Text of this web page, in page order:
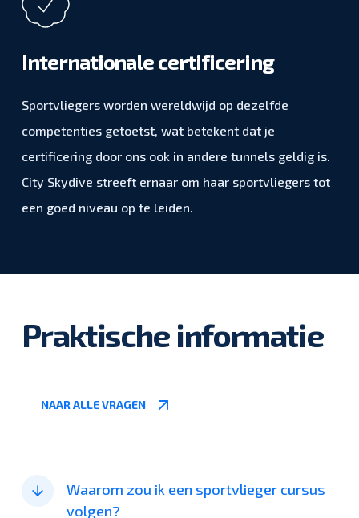
Internationale certificering
Sportvliegers worden wereldwijd op dezelfde
competenties getoetst, wat betekent dat je
certificering door ons ook in andere tunnels geldig is.
City Skydive streeft ernaar om haar sportvliegers tot
een goed niveau op te leiden.
Praktische informatie
NAAR ALLE VRAGEN
Waarom zou ik een sportvlieger cursus
volgen?